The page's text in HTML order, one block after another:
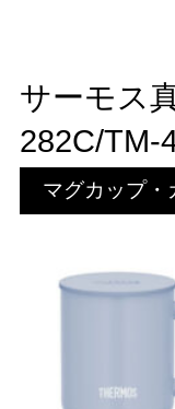
サーモス
282C/TM-
マグカップ・